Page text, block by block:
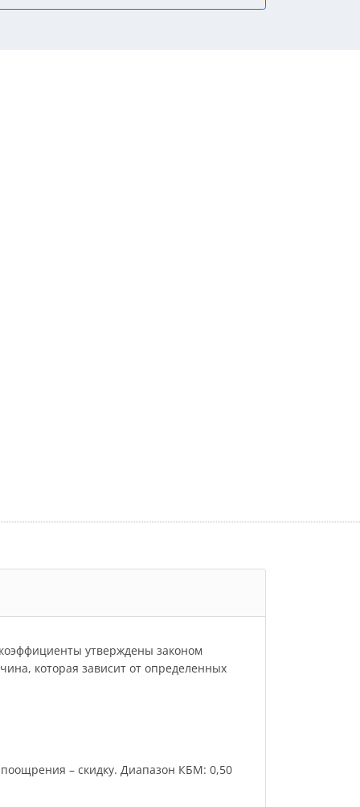
утверждены законом
которая зависит от определенных
– скидку. Диапазон КБМ: 0,50